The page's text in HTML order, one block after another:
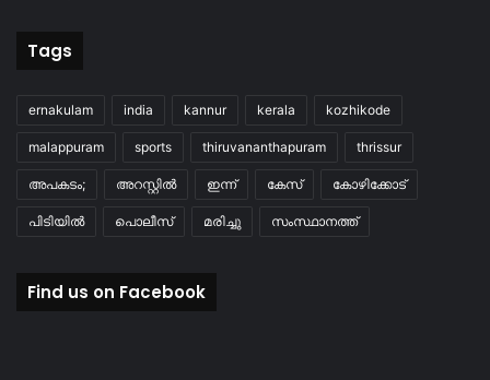
Tags
ernakulam india kannur kerala kozhikode
malappuram sports thiruvananthapuram thrissur
അപകടം; അറസ്റ്റിൽ ഇന്ന് കേസ് കോഴിക്കോട്
പിടിയിൽ പൊലീസ് മരിച്ചു സംസ്ഥാനത്ത്
Find us on Facebook